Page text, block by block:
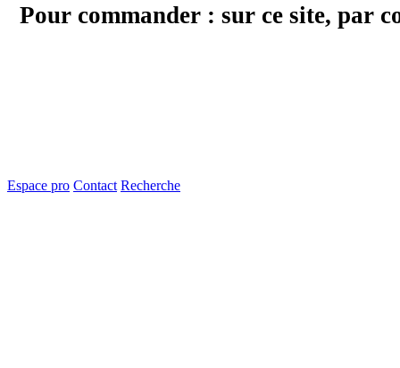
Pour commander : sur ce site, par
Espace pro Contact Recherche